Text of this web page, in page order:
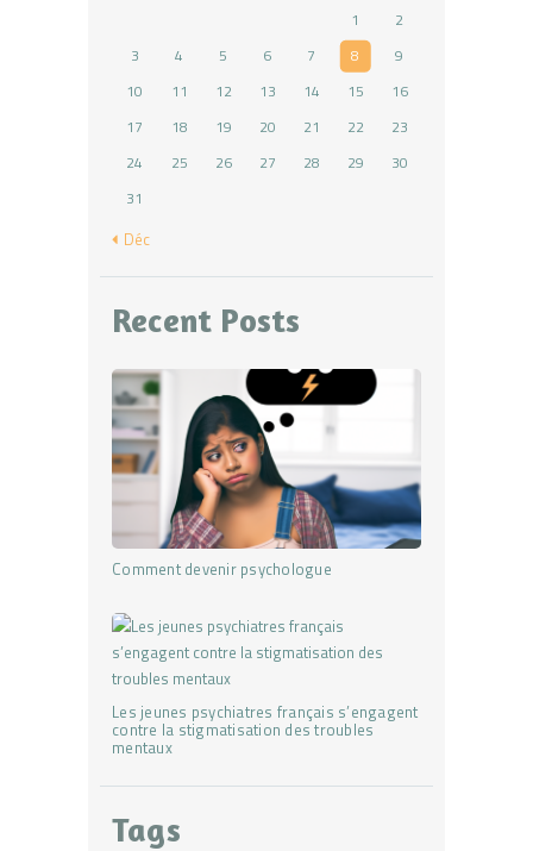
1
2
3
4 5 6 7 8
9
10
11 12 13 14 15
16
17
18 19 20 21 22
23
24
25 26 27 28 29
30
31
« Déc
Recent Posts
Comment devenir psychologue
Les jeunes psychiatres français s’engagent
contre la stigmatisation des troubles
mentaux
Tags